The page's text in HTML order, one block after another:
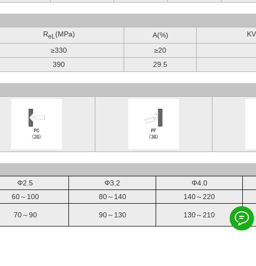
ReL (MPa) A(%) KV
≥330
≥20
390 29.5
Φ2.5 Φ3.2 Φ4.0
60～100 80～140 140～220
70～90 90～130 130～210